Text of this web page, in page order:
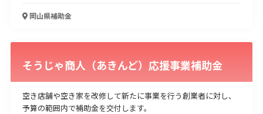
岡山県補助金
そうじゃ商人（あきんど）応援事業補助金
空き店舗や空き家を改修して新たに事業を行う創業者に対し、
予算の範囲内で補助金を交付します。